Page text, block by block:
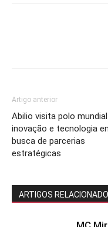
Artigo anterior
Abilio visita polo
inovação e tecnologia
busca de parcerias
estratégicas
ARTIGOS